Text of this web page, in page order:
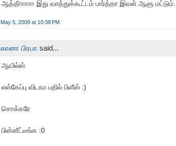
ஆத்தீஈஈஈஈ இது வாத்துக்கூட்டம் பார்த்தா இவள் ஆளு மட்டும்...
May 5, 2009 at 10:38 PM
கானா பிரபா said...
ஆயில்ஸ்
எஸ்கேப்பு விடாம பதில் பிளீஸ் :)
சொக்கரே
பின்னீட்டீங்க :0